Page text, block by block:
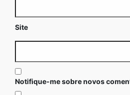
Site
Notifique-me sobre novos